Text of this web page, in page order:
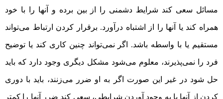
مسائل سعی کند شرایط دشمنی را از بین برده و آنها را با خود
همراه کند یا آنها را از اشتباه درآورد. برقرار کردن ارتباط می‌تواند
مستقیم یا با واسطه باشد. اگر نمی‌تواند چنین کاری کند یا توضیح
فرد را نمی‌پذیرند، معلوم می‌شود مشکل دیگری وجود دارد که باید
حل شود در غیر این صورت اگر به او ضرر می‌زنند، باید با دوری
کردن از آنها یا به وجود آوردن شرایطی، سعی کند ضرر آنها را کمتر